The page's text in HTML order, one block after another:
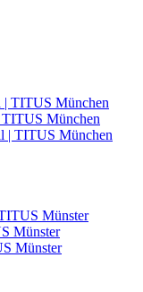
| TITUS München
München
| TITUS München
Münster
Münster
Münster